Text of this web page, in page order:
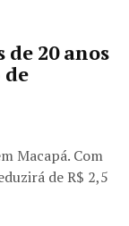
20 anos
de
Macapá. Com
de R$ 2,5